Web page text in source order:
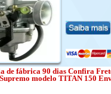
de fábrica 90 dias Confira
modelo TITAN 150